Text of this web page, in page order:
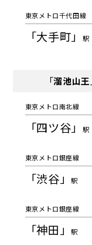
東京メトロ千代田線
「大手町」 駅
「溜池山王
東京メトロ南北線
「四ツ谷」 駅
東京メトロ銀座線
「渋谷」駅
東京メトロ銀座線
「神田」駅